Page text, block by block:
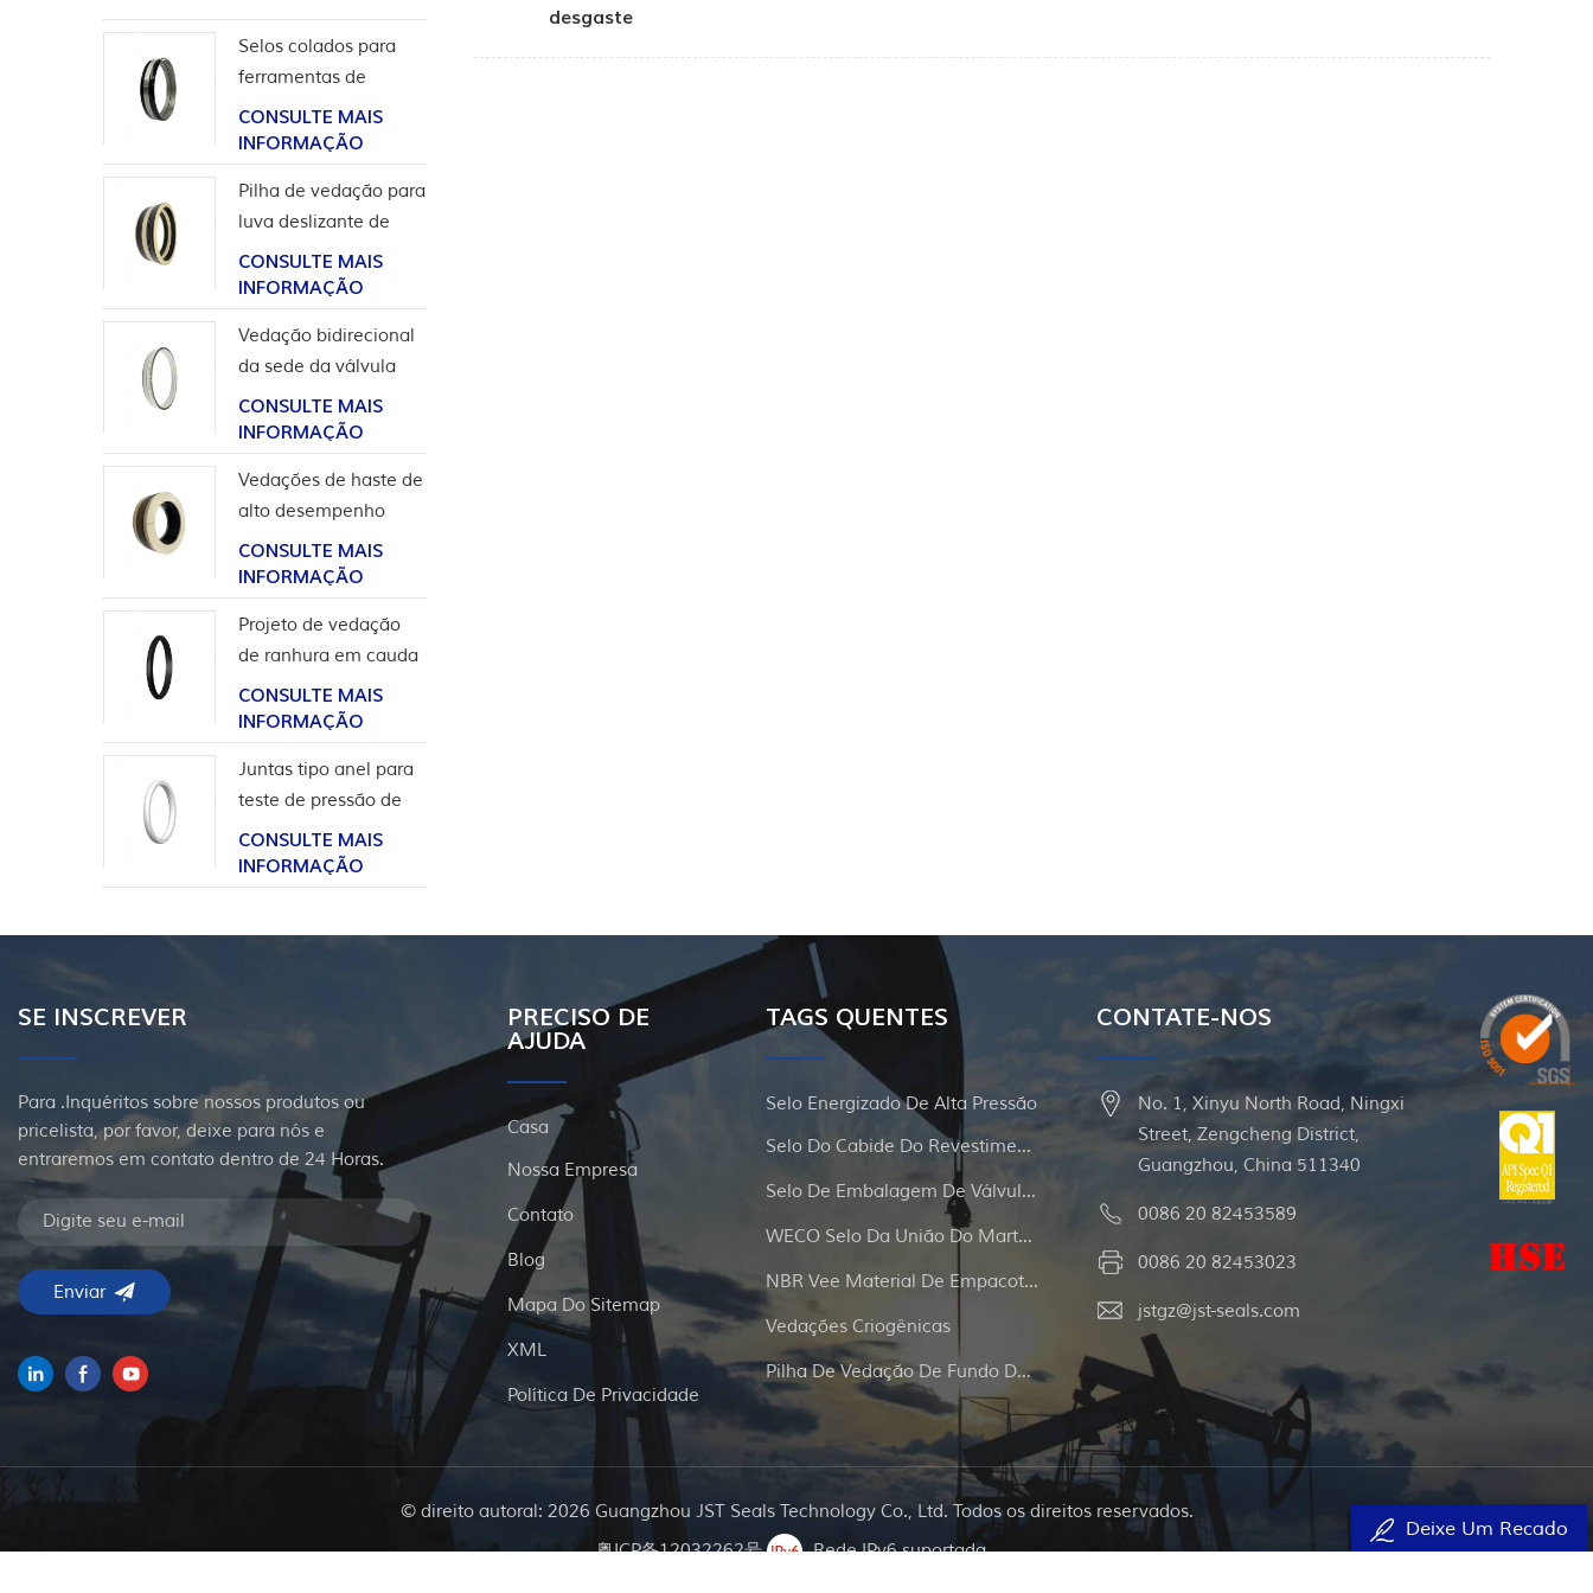
desgaste
Selos colados para
ferramentas de
completação
CONSULTE MAIS
INFORMAÇÃO
Pilha de vedação para
luva deslizante de
ferramentas de poço
CONSULTE MAIS
INFORMAÇÃO
Vedação bidirecional
da sede da válvula
esférica de alta
pressão
CONSULTE MAIS
INFORMAÇÃO
Vedações de haste de
alto desempenho
para aplicação em
hidrogênio
CONSULTE MAIS
INFORMAÇÃO
Projeto de vedação
de ranhura em cauda
de andorinha para
revestimento de
cabeça de poço
CONSULTE MAIS
INFORMAÇÃO
Juntas tipo anel para
teste de pressão de
válvula
CONSULTE MAIS
INFORMAÇÃO
SE INSCREVER
Para .Inquéritos sobre nossos produtos ou
pricelista, por favor, deixe para nós e
entraremos em contato dentro de 24 Horas.
PRECISO DE
AJUDA
Casa
Nossa Empresa
Contato
Blog
Mapa Do Sitemap
XML
Política De Privacidade
TAGS QUENTES
Selo Energizado De Alta Pressão
Selo Do Cabide Do Revestimento E Da Tubulação
Selo De Embalagem De Válvula De Portão
WECO Selo Da União Do Martelo
NBR Vee Material De Empacotamento
Vedações Criogênicas
Pilha De Vedação De Fundo De Poço
CONTATE-NOS
No. 1, Xinyu North Road, Ningxi
Street, Zengcheng District,
Guangzhou, China 511340
0086 20 82453589
0086 20 82453023
jstgz@jst-seals.com
© direito autoral: 2026 Guangzhou JST Seals Technology Co., Ltd. Todos os direitos reservados.
粤ICP备12032262号
Rede IPv6 suportada
Deixe Um Recado